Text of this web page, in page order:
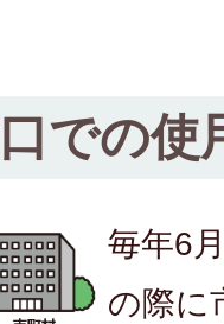
での使
毎年6
の際に